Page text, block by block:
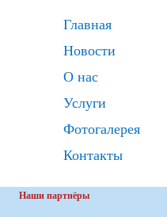
Главная
Новости
О нас
Услуги
Фотогалерея
Контакты
Наши партнёры